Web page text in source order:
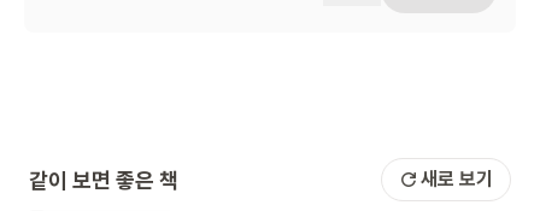
같이 보면 좋은 책 새로 보기